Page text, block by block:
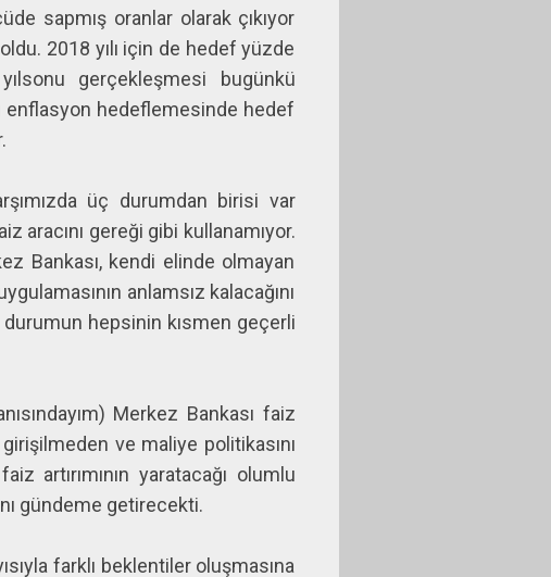
sapmış oranlar olarak çıkıyor
2018 yılı için de hedef yüzde
gerçekleşmesi bugünkü
enflasyon hedeflemesinde hedef
üç durumdan birisi var
aracını gereği gibi kullanamıyor.
Bankası, kendi elinde olmayan
anlamsız kalacağını
hepsinin kısmen geçerli
Merkez Bankası faiz
ve maliye politikasını
artırımının yaratacağı olumlu
gündeme getirecekti.
farklı beklentiler oluşmasına